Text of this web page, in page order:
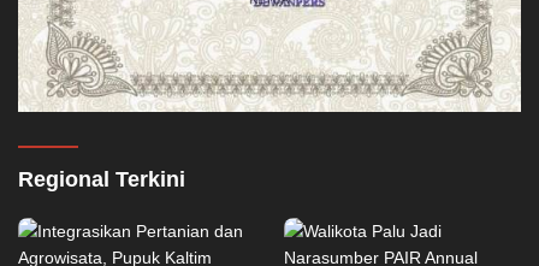
Regional Terkini